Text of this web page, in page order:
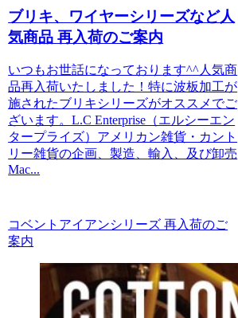
ブリキ、ワイヤーシリーズなど人
気商品 再入荷のご案内
いつもお世話になっております^^人気商
品再入荷いたしました！特に波板加工が
施されたブリキシリーズがオススメでご
ざいます。L.C Enterprise（エルシーエン
タープライズ）アメリカン雑貨・カント
リー雑貨の企画、製造、輸入、及び卸売
Mac...
コベントアイアンシリーズ 再入荷のご
案内